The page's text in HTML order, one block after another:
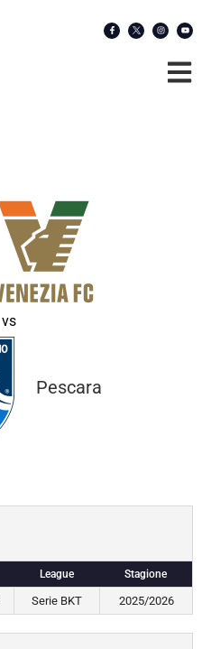
vs
Pescara
League Stagione
Serie BKT 2025/2026